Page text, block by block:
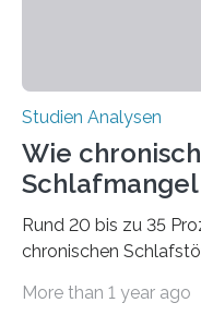
Studien Analysen
Wie
Rund 20 bis zu 35
chronischen
Erwachsene kennt
More than 1 year ago